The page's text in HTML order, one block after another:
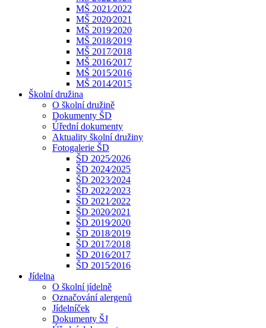
MŠ 2021⁄2022
MŠ 2020⁄2021
MŠ 2019⁄2020
MŠ 2018⁄2019
MŠ 2017⁄2018
MŠ 2016⁄2017
MŠ 2015⁄2016
MŠ 2014⁄2015
Školní družina
O školní družině
Dokumenty ŠD
Úřední dokumenty
Aktuality školní družiny
Fotogalerie ŠD
ŠD 2025⁄2026
ŠD 2024⁄2025
ŠD 2023⁄2024
ŠD 2022⁄2023
ŠD 2021⁄2022
ŠD 2020⁄2021
ŠD 2019⁄2020
ŠD 2018⁄2019
ŠD 2017⁄2018
ŠD 2016⁄2017
ŠD 2015⁄2016
Jídelna
O školní jídelně
Označování alergenů
Jídelníček
Dokumenty ŠJ